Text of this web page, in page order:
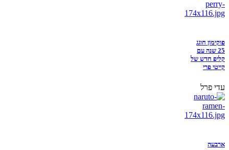
פוקימון חוגג
25 שנה עם
קליפ חדש של
קייטי פרי
עדי פרל
ארבעה